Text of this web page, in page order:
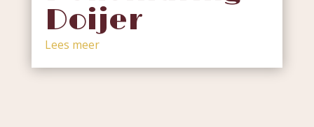
Doijer
Lees meer